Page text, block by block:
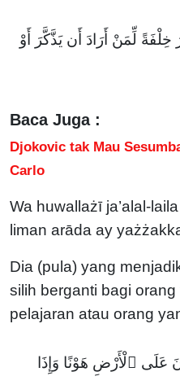
لِّمَنْ أَرَادَ أَن يَذَّكَّرَ أَوْ
Baca Juga :
Djokovic tak Mau
Carlo
Wa huwallażī ja’alal-
liman arāda ay
Dia (pula) yang
silih berganti bagi
pelajaran atau orang
ٱلْأَرْضِ هَوْنًا وَإِذَا